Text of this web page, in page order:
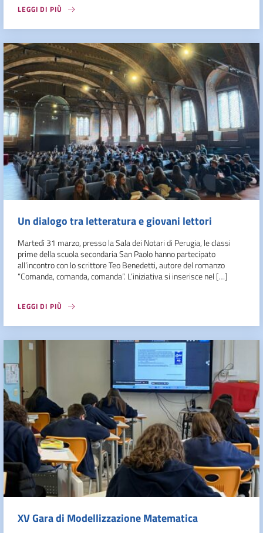
LEGGI DI PIÙ
Un dialogo tra letteratura e giovani lettori
Martedì 31 marzo, presso la Sala dei Notari di Perugia, le classi
prime della scuola secondaria San Paolo hanno partecipato
all’incontro con lo scrittore Teo Benedetti, autore del romanzo
“Comanda, comanda, comanda”. L’iniziativa si inserisce nel […]
LEGGI DI PIÙ
XV Gara di Modellizzazione Matematica